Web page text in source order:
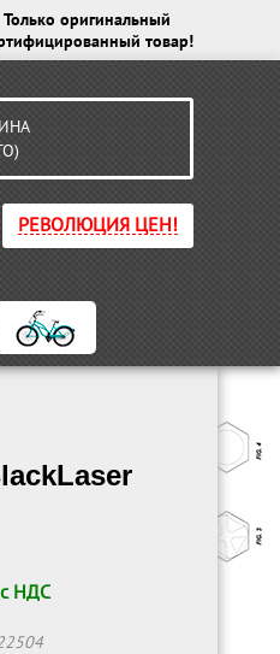
Только оригинальный
товар!
РЕВОЛЮЦИЯ ЦЕН!
НДС